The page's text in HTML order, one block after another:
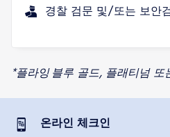
경찰 검문 및/또는 보안
*플라잉 블루 골드, 플래티넘
온라인 체크인